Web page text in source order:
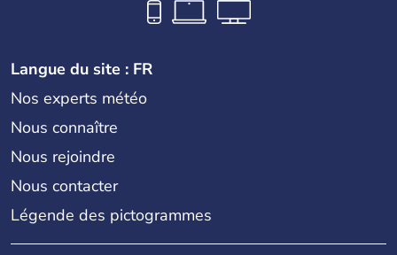
Langue du site : FR
Nos experts météo
Nous connaître
Nous rejoindre
Nous contacter
Légende des pictogrammes